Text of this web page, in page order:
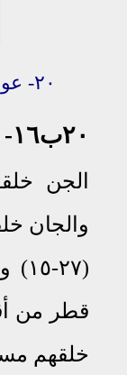
٢٠-
٢٠ب١٦- الجن:
الجن
والجان
قطر من
خلقهم